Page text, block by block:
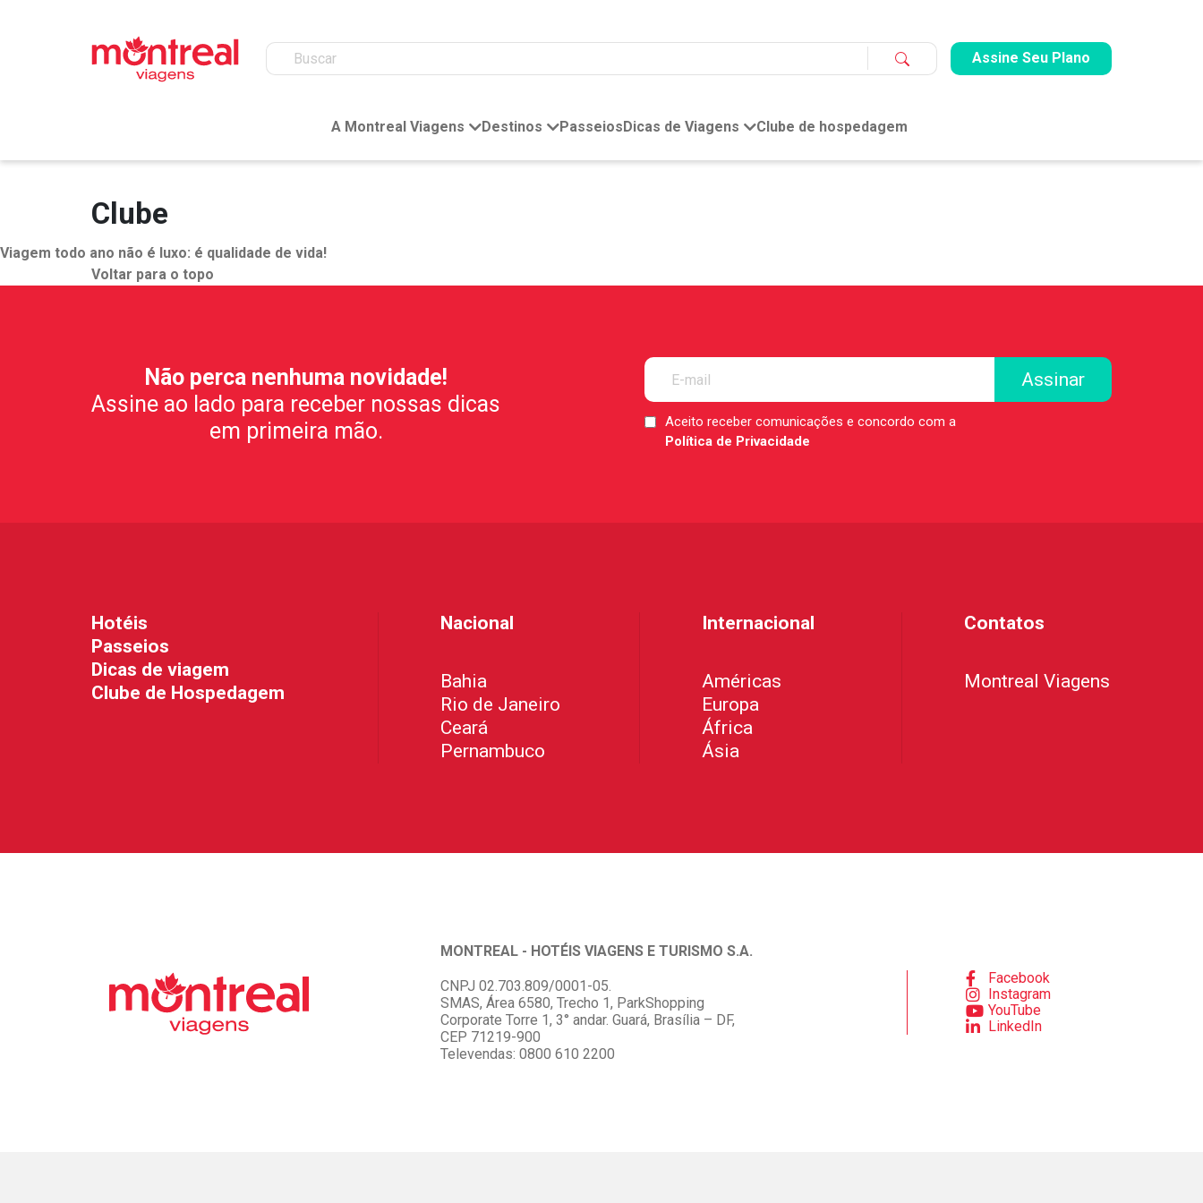
Assine Seu Plano
A Montreal Viagens Destinos Passeios Dicas de Viagens Clube de hospedagem
Clube
Viagem todo ano não é luxo: é qualidade de vida!
Voltar para o topo
Não perca nenhuma novidade!
Assine ao lado para receber nossas dicas
em primeira mão.
LGPDAceito receber comunicações e concordo com a
Política de Privacidade
Hotéis
Passeios
Dicas de viagem
Clube de Hospedagem
Nacional
Bahia
Rio de Janeiro
Ceará
Pernambuco
Internacional
Américas
Europa
África
Ásia
Contatos
Montreal Viagens
MONTREAL - HOTÉIS VIAGENS E TURISMO S.A.
CNPJ 02.703.809/0001-05.
SMAS, Área 6580, Trecho 1, ParkShopping
Corporate Torre 1, 3° andar. Guará, Brasília – DF,
CEP 71219-900
Televendas: 0800 610 2200
Facebook
Instagram
YouTube
LinkedIn